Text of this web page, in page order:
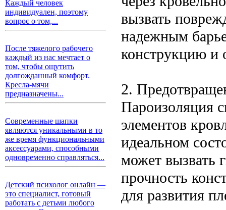
Каждый человек
индивидуален, поэтому
вопрос о том,...
После тяжелого рабочего
каждый из нас мечтает о
том, чтобы ощутить
долгожданный комфорт.
Кресла-мячи
предназначены...
Современные шапки
являются уникальными в то
же время функциональными
аксессуарами, способными
одновременно справляться...
Детский психолог онлайн —
это специалист, готовый
работать с детьми любого
вызвать
надежным
конструкцию и
2.
Пароизоляция
элементов
идеальном
может вызвать
прочность
для развития